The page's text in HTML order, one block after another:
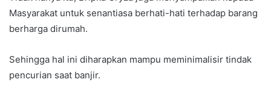
Masyarakat untuk senantiasa berhati-hati terhadap barang
berharga dirumah.
Sehingga hal ini diharapkan mampu meminimalisir tindak
pencurian saat banjir.